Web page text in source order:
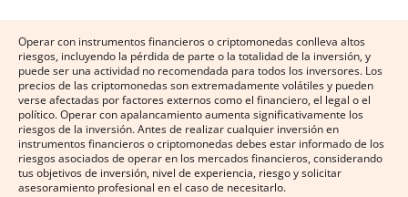
Operar con instrumentos financieros o criptomonedas conlleva altos
riesgos, incluyendo la pérdida de parte o la totalidad de la inversión, y
puede ser una actividad no recomendada para todos los inversores. Los
precios de las criptomonedas son extremadamente volátiles y pueden
verse afectadas por factores externos como el financiero, el legal o el
político. Operar con apalancamiento aumenta significativamente los
riesgos de la inversión. Antes de realizar cualquier inversión en
instrumentos financieros o criptomonedas debes estar informado de los
riesgos asociados de operar en los mercados financieros, considerando
tus objetivos de inversión, nivel de experiencia, riesgo y solicitar
asesoramiento profesional en el caso de necesitarlo.